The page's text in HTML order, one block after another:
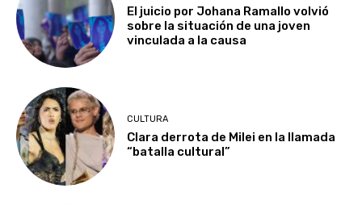
El juicio por Johana Ramallo volvió
sobre la situación de una joven
vinculada a la causa
CULTURA
Clara derrota de Milei en la llamada
“batalla cultural”